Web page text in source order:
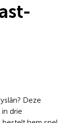
Deze
drie